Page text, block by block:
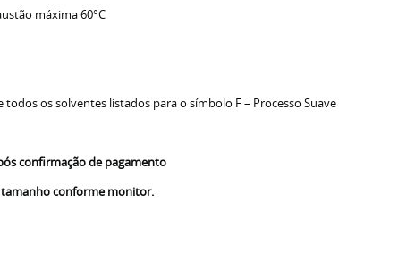
máxima 60°C
os solventes listados para o símbolo F – Processo Suave
confirmação de pagamento
tamanho conforme monitor.